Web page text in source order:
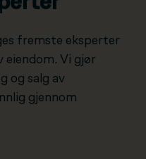
fremste eksperter
eiendom. Vi gjør
og salg av
gjennom